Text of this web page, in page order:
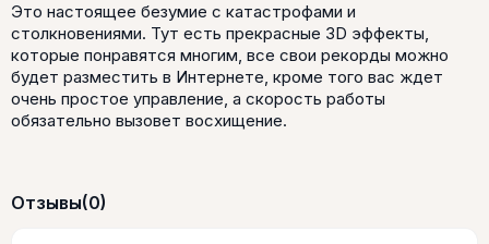
Это настоящее безумие с катастрофами и
столкновениями. Тут есть прекрасные 3D эффекты,
которые понравятся многим, все свои рекорды можно
будет разместить в Интернете, кроме того вас ждет
очень простое управление, а скорость работы
обязательно вызовет восхищение.
Отзывы(0)